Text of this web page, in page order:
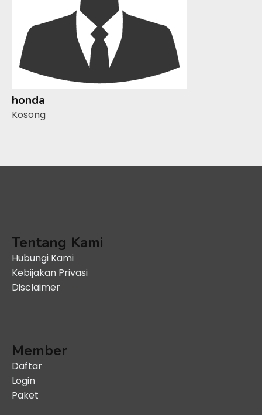
honda
Kosong
Tentang Kami
Hubungi Kami
Kebijakan Privasi
Disclaimer
Member
Daftar
Login
Paket